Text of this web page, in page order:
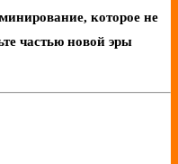
которое не
частью новой эры